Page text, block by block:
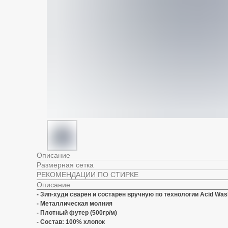
Описание
Размерная сетка
РЕКОМЕНДАЦИИ ПО СТИРКЕ
Описание
- Зип-худи сварен и состарен вручную по технологии Acid
- Металлическая молния
- Плотный футер (500гр/м)
- Состав: 100% хлопок